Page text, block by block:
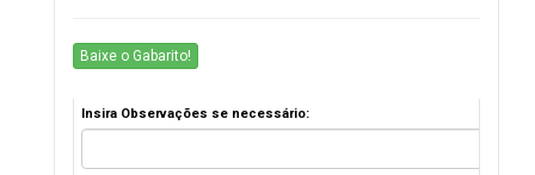
Baixe o Gabarito!
Insira Observações se necessário: